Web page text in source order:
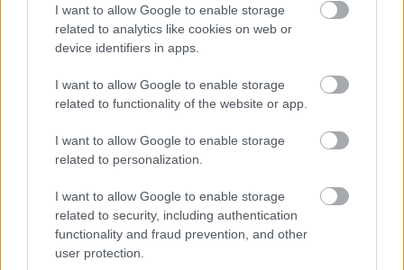
I want to allow Google to enable storage
related to analytics like cookies on web or
device identifiers in apps.
I want to allow Google to enable storage
related to functionality of the website or app.
I want to allow Google to enable storage
related to personalization.
I want to allow Google to enable storage
related to security, including authentication
functionality and fraud prevention, and other
user protection.
Ezért párásodik be állandóan az ablak – egyszerűbb a
megoldás, mint gondolnád